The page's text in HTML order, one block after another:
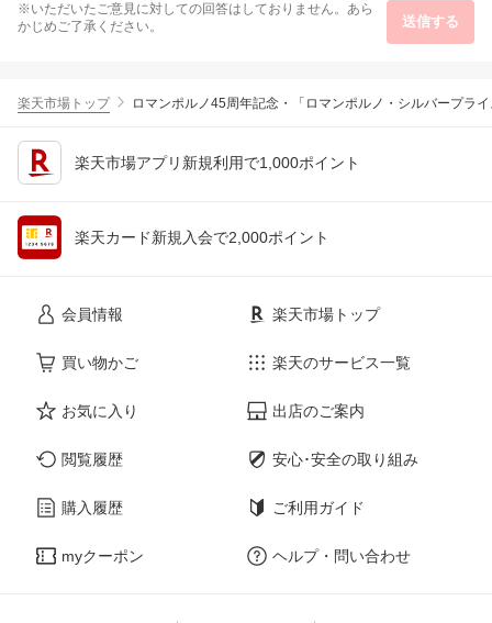
※いただいたご意見に対しての回答はしておりません。あら
かじめご了承ください。
送信する
楽天市場トップ ロマンポルノ45周年記念・「ロマンポルノ・シルバープ
楽天市場アプリ新規利用で1,000ポイント
楽天カード新規入会で2,000ポイント
会員情報
買い物かご
お気に入り
閲覧履歴
購入履歴
myクーポン
楽天市場トップ
楽天のサービス一覧
出店のご案内
安心･安全の取り組み
ご利用ガイド
ヘルプ・問い合わせ